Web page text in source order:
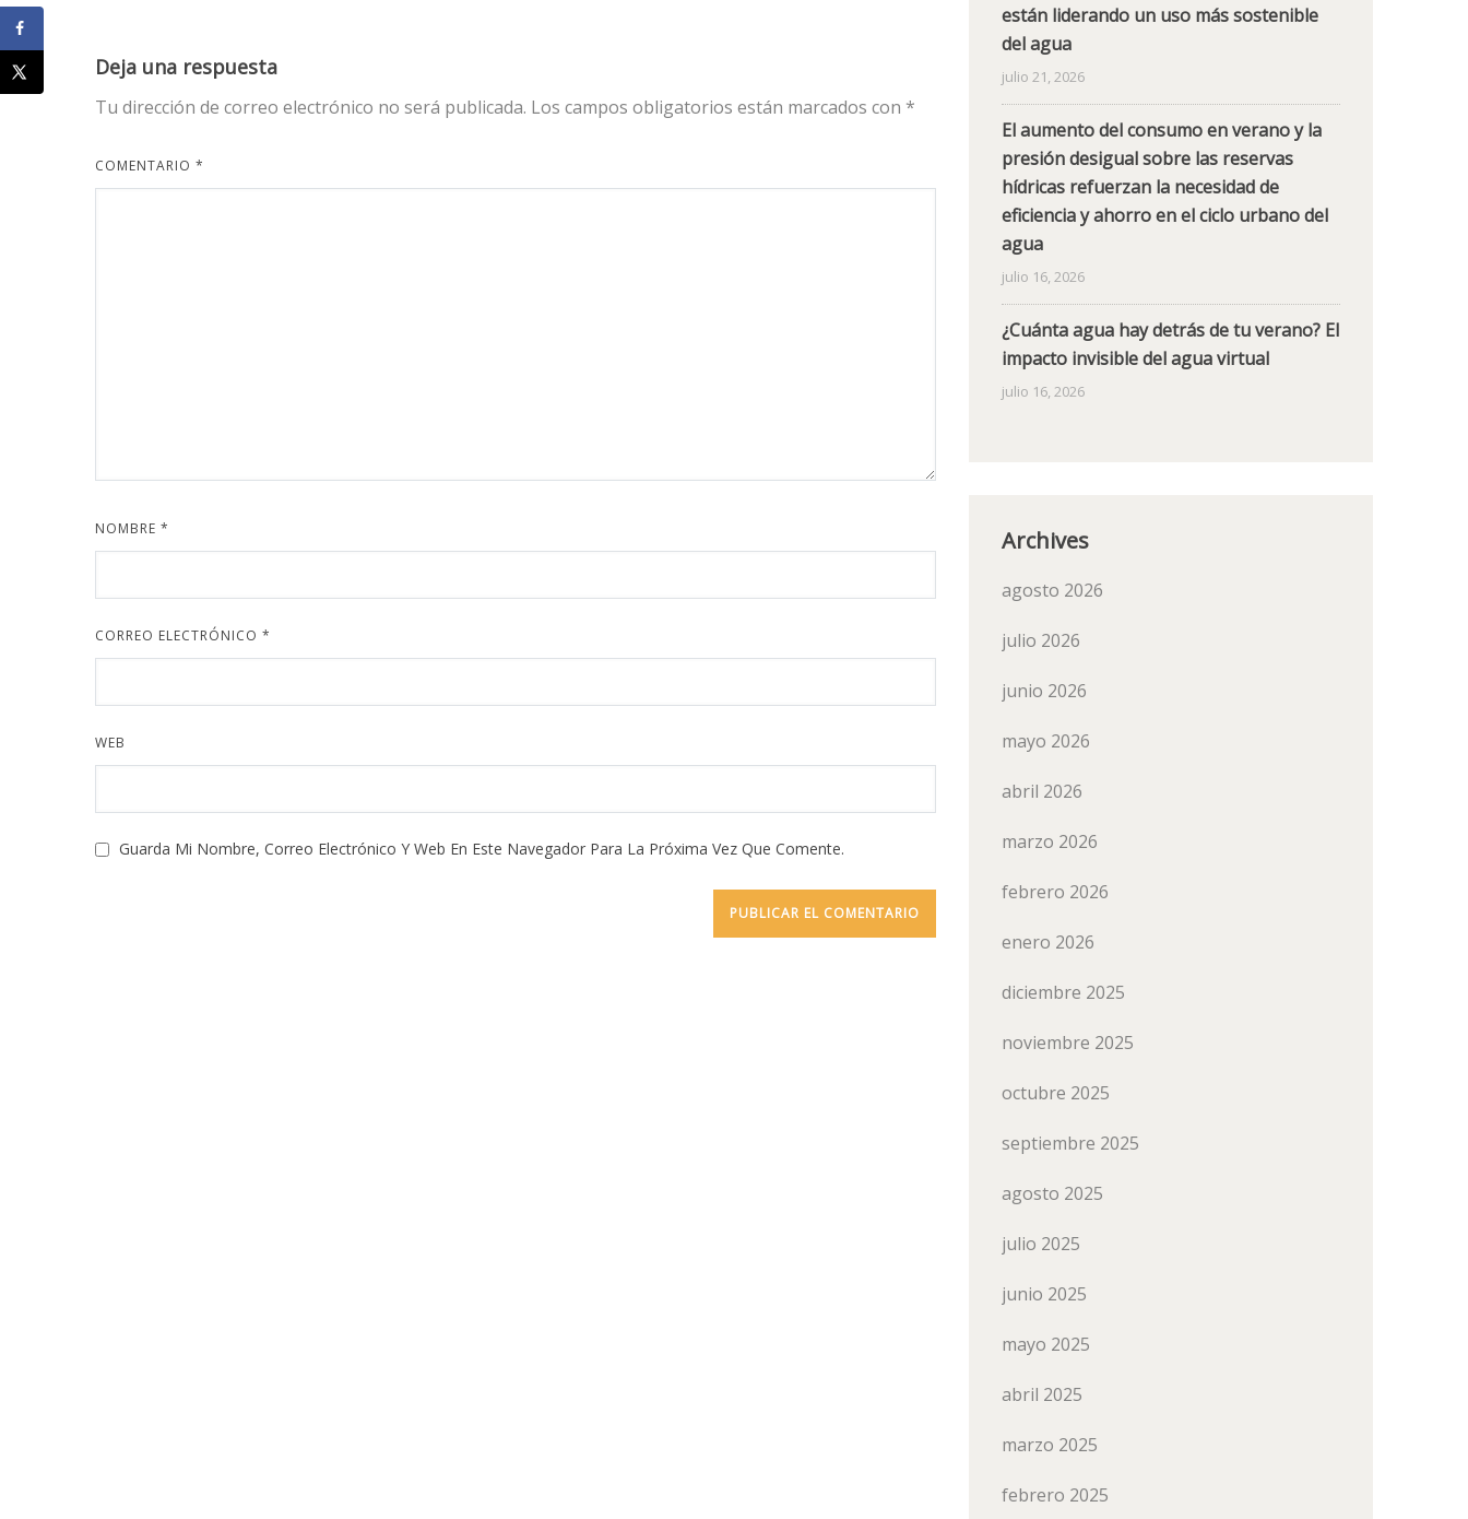
Deja una respuesta
Tu dirección de correo electrónico no será publicada. Los campos obligatorios están marcados con *
COMENTARIO *
NOMBRE *
CORREO ELECTRÓNICO *
WEB
Guarda Mi Nombre, Correo Electrónico Y Web En Este Navegador Para La Próxima Vez Que Comente.
están liderando un uso más sostenible
del agua
julio 21, 2026
El aumento del consumo en verano y la
presión desigual sobre las reservas
hídricas refuerzan la necesidad de
eficiencia y ahorro en el ciclo urbano del
agua
julio 16, 2026
¿Cuánta agua hay detrás de tu verano? El
impacto invisible del agua virtual
julio 16, 2026
Archives
agosto 2026
julio 2026
junio 2026
mayo 2026
abril 2026
marzo 2026
febrero 2026
enero 2026
diciembre 2025
noviembre 2025
octubre 2025
septiembre 2025
agosto 2025
julio 2025
junio 2025
mayo 2025
abril 2025
marzo 2025
febrero 2025